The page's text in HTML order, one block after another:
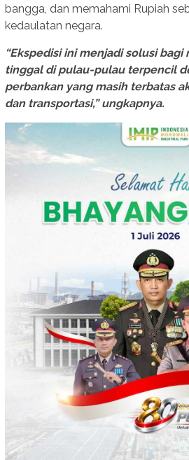
bangga, dan memahami Rupiah
kedaulatan negara.
“Ekspedisi ini menjadi solusi bagi
tinggal di pulau-pulau terpencil
perbankan yang masih terbatas
dan transportasi,” ungkapnya.